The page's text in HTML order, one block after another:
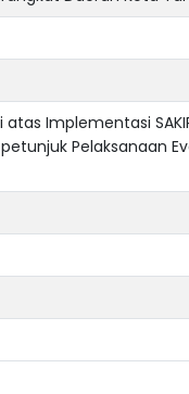
Implementasi
Pelaksanaan